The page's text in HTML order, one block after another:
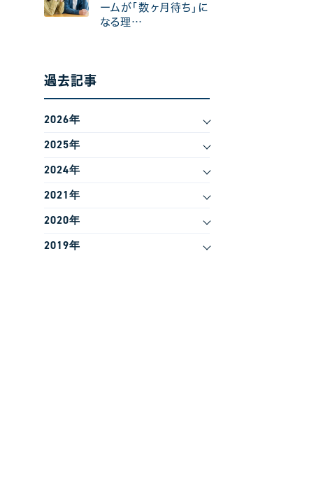
ームが「数ヶ月待ち」に
なる理…
過去記事
2026年
2025年
2024年
2021年
2020年
2019年